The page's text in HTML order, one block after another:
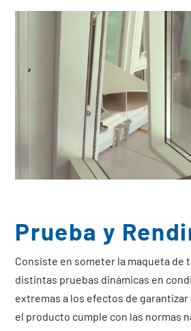
Prueba y
Consiste en someter la maqueta de
distintas pruebas dinámicas en
extremas a los efectos de
el producto cumple con las normas